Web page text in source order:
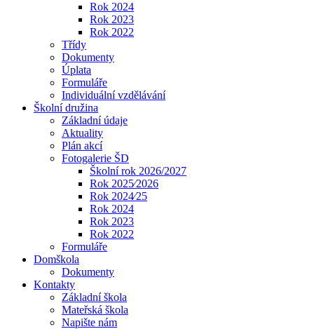
Rok 2024
Rok 2023
Rok 2022
Třídy
Dokumenty
Úplata
Formuláře
Individuální vzdělávání
Školní družina
Základní údaje
Aktuality
Plán akcí
Fotogalerie ŠD
Školní rok 2026/2027
Rok 2025⁄2026
Rok 2024⁄25
Rok 2024
Rok 2023
Rok 2022
Formuláře
Domškola
Dokumenty
Kontakty
Základní škola
Mateřská škola
Napište nám